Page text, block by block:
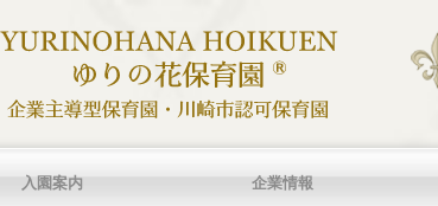
入園案内 企業情報